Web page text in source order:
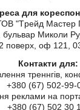
для
"Tрейд Мастер
бульвар Миколи
2 поверх, оф 121,
Контакти для:
треннгів,
+380 (67) 502-99-
реклами на
+380 (67) 502 30